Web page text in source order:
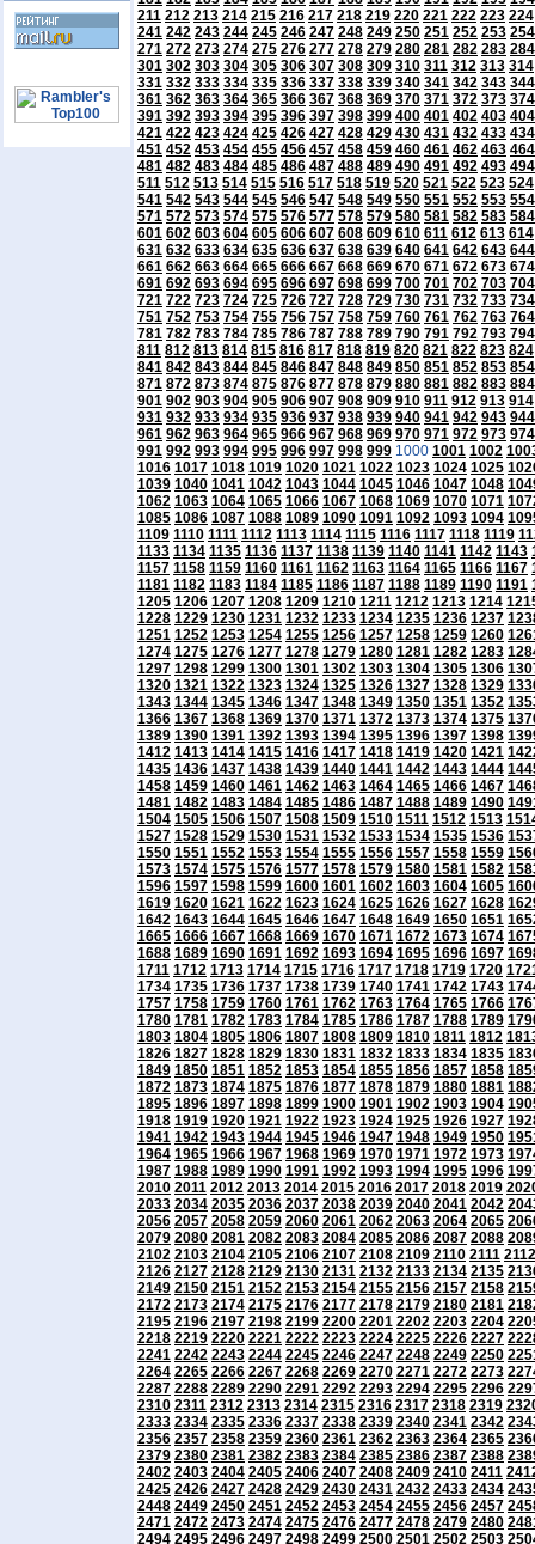
211 212 213 214 215 216 217 218 219 220 221 222 223 224
241 242 243 244 245 246 247 248 249 250 251 252 253 254
271 272 273 274 275 276 277 278 279 280 281 282 283 284
301 302 303 304 305 306 307 308 309 310 311 312 313 314
331 332 333 334 335 336 337 338 339 340 341 342 343 344
361 362 363 364 365 366 367 368 369 370 371 372 373 374
391 392 393 394 395 396 397 398 399 400 401 402 403 404
421 422 423 424 425 426 427 428 429 430 431 432 433 434
451 452 453 454 455 456 457 458 459 460 461 462 463 464
481 482 483 484 485 486 487 488 489 490 491 492 493 494
511 512 513 514 515 516 517 518 519 520 521 522 523 524
541 542 543 544 545 546 547 548 549 550 551 552 553 554
571 572 573 574 575 576 577 578 579 580 581 582 583 584
601 602 603 604 605 606 607 608 609 610 611 612 613 614
631 632 633 634 635 636 637 638 639 640 641 642 643 644
661 662 663 664 665 666 667 668 669 670 671 672 673 674
691 692 693 694 695 696 697 698 699 700 701 702 703 704
721 722 723 724 725 726 727 728 729 730 731 732 733 734
751 752 753 754 755 756 757 758 759 760 761 762 763 764
781 782 783 784 785 786 787 788 789 790 791 792 793 794
811 812 813 814 815 816 817 818 819 820 821 822 823 824
841 842 843 844 845 846 847 848 849 850 851 852 853 854
871 872 873 874 875 876 877 878 879 880 881 882 883 884
901 902 903 904 905 906 907 908 909 910 911 912 913 914
931 932 933 934 935 936 937 938 939 940 941 942 943 944
961 962 963 964 965 966 967 968 969 970 971 972 973 974
991 992 993 994 995 996 997 998 999 1000 1001 1002
1016 1017 1018 1019 1020 1021 1022 1023 1024 1025
1039 1040 1041 1042 1043 1044 1045 1046 1047 1048
1062 1063 1064 1065 1066 1067 1068 1069 1070 1071
1085 1086 1087 1088 1089 1090 1091 1092 1093 1094
1109 1110 1111 1112 1113 1114 1115 1116 1117 1118 1119
1133 1134 1135 1136 1137 1138 1139 1140 1141 1142 1143
1157 1158 1159 1160 1161 1162 1163 1164 1165 1166 1167
1181 1182 1183 1184 1185 1186 1187 1188 1189 1190 1191
1205 1206 1207 1208 1209 1210 1211 1212 1213 1214
1228 1229 1230 1231 1232 1233 1234 1235 1236 1237
1251 1252 1253 1254 1255 1256 1257 1258 1259 1260
1274 1275 1276 1277 1278 1279 1280 1281 1282 1283
1297 1298 1299 1300 1301 1302 1303 1304 1305 1306
1320 1321 1322 1323 1324 1325 1326 1327 1328 1329
1343 1344 1345 1346 1347 1348 1349 1350 1351 1352
1366 1367 1368 1369 1370 1371 1372 1373 1374 1375
1389 1390 1391 1392 1393 1394 1395 1396 1397 1398
1412 1413 1414 1415 1416 1417 1418 1419 1420 1421
1435 1436 1437 1438 1439 1440 1441 1442 1443 1444
1458 1459 1460 1461 1462 1463 1464 1465 1466 1467
1481 1482 1483 1484 1485 1486 1487 1488 1489 1490
1504 1505 1506 1507 1508 1509 1510 1511 1512 1513
1527 1528 1529 1530 1531 1532 1533 1534 1535 1536
1550 1551 1552 1553 1554 1555 1556 1557 1558 1559
1573 1574 1575 1576 1577 1578 1579 1580 1581 1582
1596 1597 1598 1599 1600 1601 1602 1603 1604 1605
1619 1620 1621 1622 1623 1624 1625 1626 1627 1628
1642 1643 1644 1645 1646 1647 1648 1649 1650 1651
1665 1666 1667 1668 1669 1670 1671 1672 1673 1674
1688 1689 1690 1691 1692 1693 1694 1695 1696 1697
1711 1712 1713 1714 1715 1716 1717 1718 1719 1720
1734 1735 1736 1737 1738 1739 1740 1741 1742 1743
1757 1758 1759 1760 1761 1762 1763 1764 1765 1766
1780 1781 1782 1783 1784 1785 1786 1787 1788 1789
1803 1804 1805 1806 1807 1808 1809 1810 1811 1812
1826 1827 1828 1829 1830 1831 1832 1833 1834 1835
1849 1850 1851 1852 1853 1854 1855 1856 1857 1858
1872 1873 1874 1875 1876 1877 1878 1879 1880 1881
1895 1896 1897 1898 1899 1900 1901 1902 1903 1904
1918 1919 1920 1921 1922 1923 1924 1925 1926 1927
1941 1942 1943 1944 1945 1946 1947 1948 1949 1950
1964 1965 1966 1967 1968 1969 1970 1971 1972 1973
1987 1988 1989 1990 1991 1992 1993 1994 1995 1996
2010 2011 2012 2013 2014 2015 2016 2017 2018 2019
2033 2034 2035 2036 2037 2038 2039 2040 2041 2042
2056 2057 2058 2059 2060 2061 2062 2063 2064 2065
2079 2080 2081 2082 2083 2084 2085 2086 2087 2088
2102 2103 2104 2105 2106 2107 2108 2109 2110 2111 2112
2126 2127 2128 2129 2130 2131 2132 2133 2134 2135
2149 2150 2151 2152 2153 2154 2155 2156 2157 2158
2172 2173 2174 2175 2176 2177 2178 2179 2180 2181
2195 2196 2197 2198 2199 2200 2201 2202 2203 2204
2218 2219 2220 2221 2222 2223 2224 2225 2226 2227
2241 2242 2243 2244 2245 2246 2247 2248 2249 2250
2264 2265 2266 2267 2268 2269 2270 2271 2272 2273
2287 2288 2289 2290 2291 2292 2293 2294 2295 2296
2310 2311 2312 2313 2314 2315 2316 2317 2318 2319
2333 2334 2335 2336 2337 2338 2339 2340 2341 2342
2356 2357 2358 2359 2360 2361 2362 2363 2364 2365
2379 2380 2381 2382 2383 2384 2385 2386 2387 2388
2402 2403 2404 2405 2406 2407 2408 2409 2410 2411
2425 2426 2427 2428 2429 2430 2431 2432 2433 2434
2448 2449 2450 2451 2452 2453 2454 2455 2456 2457
2471 2472 2473 2474 2475 2476 2477 2478 2479 2480
2494 2495 2496 2497 2498 2499 2500 2501 2502 2503